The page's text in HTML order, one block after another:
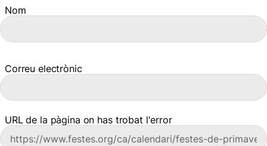
Nom
Correu electrònic
URL de la pàgina on has trobat l'error